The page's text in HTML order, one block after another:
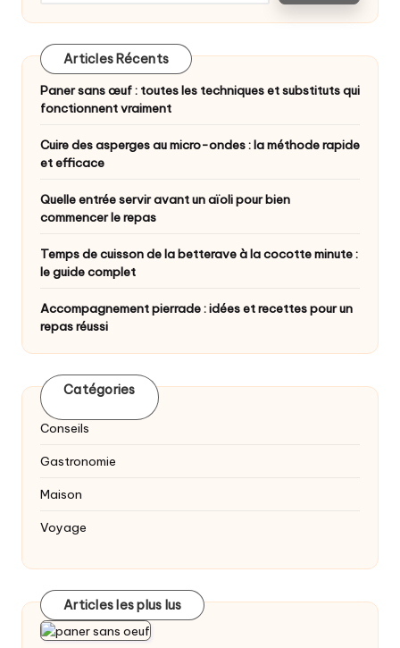
Articles Récents
Paner sans œuf : toutes les techniques et substituts qui
fonctionnent vraiment
Cuire des asperges au micro-ondes : la méthode rapide
et efficace
Quelle entrée servir avant un aïoli pour bien
commencer le repas
Temps de cuisson de la betterave à la cocotte minute :
le guide complet
Accompagnement pierrade : idées et recettes pour un
repas réussi
Catégories
Conseils
Gastronomie
Maison
Voyage
Articles les plus lus